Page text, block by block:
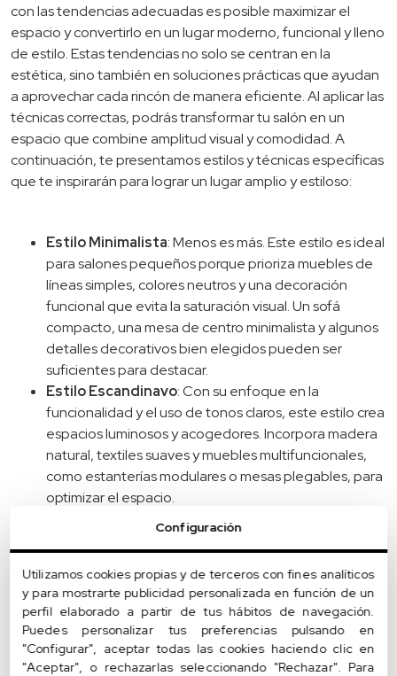
con las tendencias adecuadas es posible maximizar el
espacio y convertirlo en un lugar moderno, funcional y lleno
de estilo. Estas tendencias no solo se centran en la
estética, sino también en soluciones prácticas que ayudan
a aprovechar cada rincón de manera eficiente. Al aplicar las
técnicas correctas, podrás transformar tu salón en un
espacio que combine amplitud visual y comodidad. A
continuación, te presentamos estilos y técnicas específicas
que te inspirarán para lograr un lugar amplio y estiloso:
Estilo Minimalista: Menos es más. Este estilo es ideal
para salones pequeños porque prioriza muebles de
líneas simples, colores neutros y una decoración
funcional que evita la saturación visual. Un sofá
compacto, una mesa de centro minimalista y algunos
detalles decorativos bien elegidos pueden ser
suficientes para destacar.
Estilo Escandinavo: Con su enfoque en la
funcionalidad y el uso de tonos claros, este estilo crea
espacios luminosos y acogedores. Incorpora madera
natural, textiles suaves y muebles multifuncionales,
como estanterías modulares o mesas plegables, para
optimizar el espacio.
Colores Monocromáticos con Contraste
tonos claros como blanco, beige o gris en paredes y
detalles en tonos oscuros o metálicos para agregar
dinamismo sin recargar el ambiente.
Papel Pintado Minimalista o Texturizado: Los
diseños suaves y en tonos claros añaden carácter sin
recargar. Opta por patrones geométricos discretos o
Configuración
Utilizamos cookies propias y de terceros con fines analíticos
y para mostrarte publicidad personalizada en función de un
perfil elaborado a partir de tus hábitos de navegación.
Puedes personalizar tus preferencias pulsando en
"Configurar", aceptar todas las cookies haciendo clic en
"Aceptar", o rechazarlas seleccionando "Rechazar". Para